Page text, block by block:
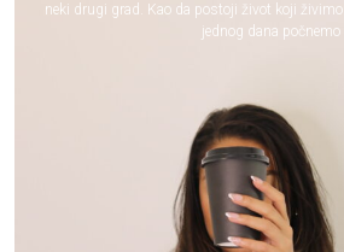
neki drugi grad. Kao da postoji život koji
jednog dana počnemo